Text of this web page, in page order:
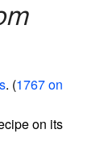
. (1767 on
on its